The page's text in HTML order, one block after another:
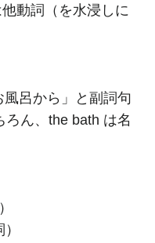
動詞（を水浸しに
呂から」と副詞句
ろん、the bath は名